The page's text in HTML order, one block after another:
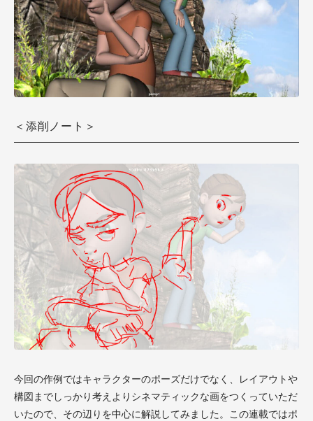
＜添削ノート＞
今回の作例ではキャラクターのポーズだけでなく、レイアウトや
構図までしっかり考えよりシネマティックな画をつくっていただ
いたので、その辺りを中心に解説してみました。この連載ではポ